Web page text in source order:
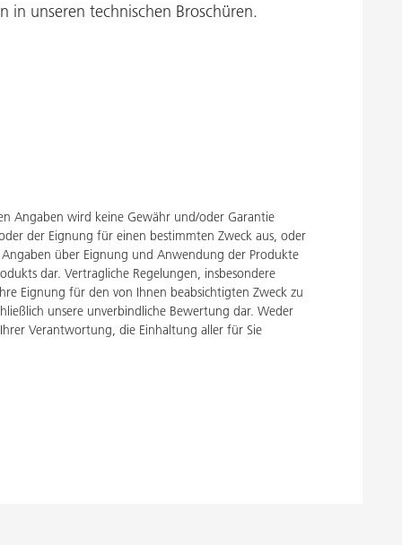
unseren technischen Broschüren.
Angaben wird keine Gewähr und/oder Garantie
der Eignung für einen bestimmten Zweck aus, oder
über Eignung und Anwendung der Produkte
dar. Vertragliche Regelungen, insbesondere
Eignung für den von Ihnen beabsichtigten Zweck zu
unsere unverbindliche Bewertung dar. Weder
Verantwortung, die Einhaltung aller für Sie